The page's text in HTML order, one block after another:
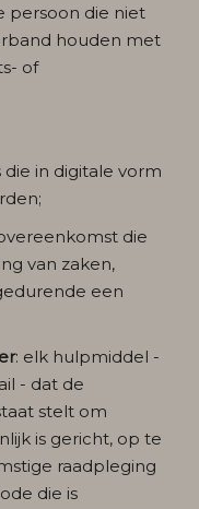
persoon die niet
houden met
of
die in digitale vorm
die
van zaken,
een
: elk hulpmiddel -
- dat de
stelt om
is gericht, op te
raadpleging
die is